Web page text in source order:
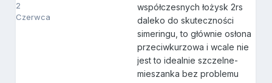
2
Czerwca
współczesnych łożysk 2rs
daleko do skuteczności
simeringu, to głównie osłona
przeciwkurzowa i wcale nie
jest to idealnie szczelne-
mieszanka bez problemu